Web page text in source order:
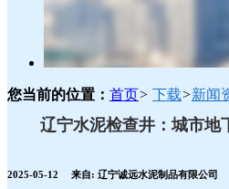
您当前的位置： 首页> 下载>新闻
辽宁水泥检查井：城市地
2025-05-12 来自: 辽宁诚远水泥制品有限公司